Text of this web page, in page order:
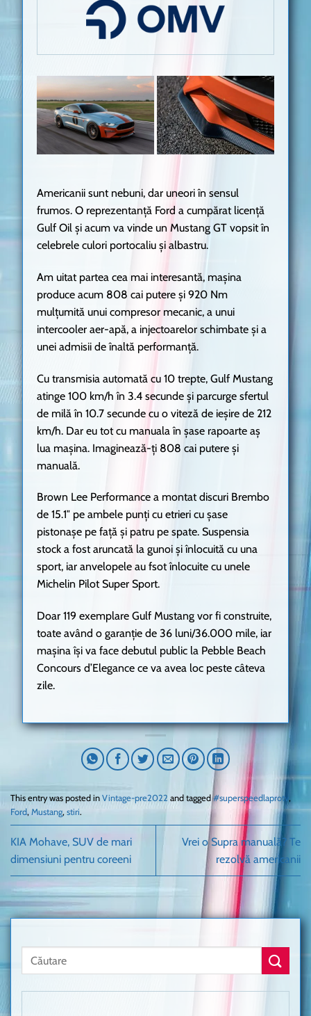
Americanii sunt nebuni, dar uneori în sensul
frumos. O reprezentanță Ford a cumpărat licență
Gulf Oil și acum va vinde un Mustang GT vopsit în
celebrele culori portocaliu și albastru.
Am uitat partea cea mai interesantă, mașina
produce acum 808 cai putere și 920 Nm
mulțumită unui compresor mecanic, a unui
intercooler aer-apă, a injectoarelor schimbate și a
unei admisii de înaltă performanță.
Cu transmisia automată cu 10 trepte, Gulf Mustang
atinge 100 km/h în 3.4 secunde și parcurge sfertul
de milă în 10.7 secunde cu o viteză de ieșire de 212
km/h. Dar eu tot cu manuala în șase rapoarte aș
lua mașina. Imaginează-ți 808 cai putere și
manuală.
Brown Lee Performance a montat discuri Brembo
de 15.1″ pe ambele punți cu etrieri cu șase
pistonașe pe față și patru pe spate. Suspensia
stock a fost aruncată la gunoi și înlocuită cu una
sport, iar anvelopele au fsot înlocuite cu unele
Michelin Pilot Super Sport.
Doar 119 exemplare Gulf Mustang vor fi construite,
toate având o garanție de 36 luni/36.000 mile, iar
mașina își va face debutul public la Pebble Beach
Concours d’Elegance ce va avea loc peste câteva
zile.
This entry was posted in Vintage-pre2022 and tagged#superspeedlaprotv,
Ford, Mustang, stiri.
KIA Mohave, SUV de mari
dimensiuni pentru coreeni
Vrei o Supra manuală? Te
rezolvă americanii